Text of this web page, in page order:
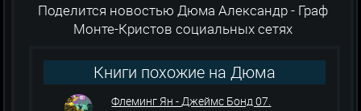
Поделится новостью Дюма Александр - Граф
Монте-Кристов социальных сетях
Книги похожие на Дюма
Александр - Граф Монте-Кристо
Флеминг Ян - Джеймс Бонд 07.